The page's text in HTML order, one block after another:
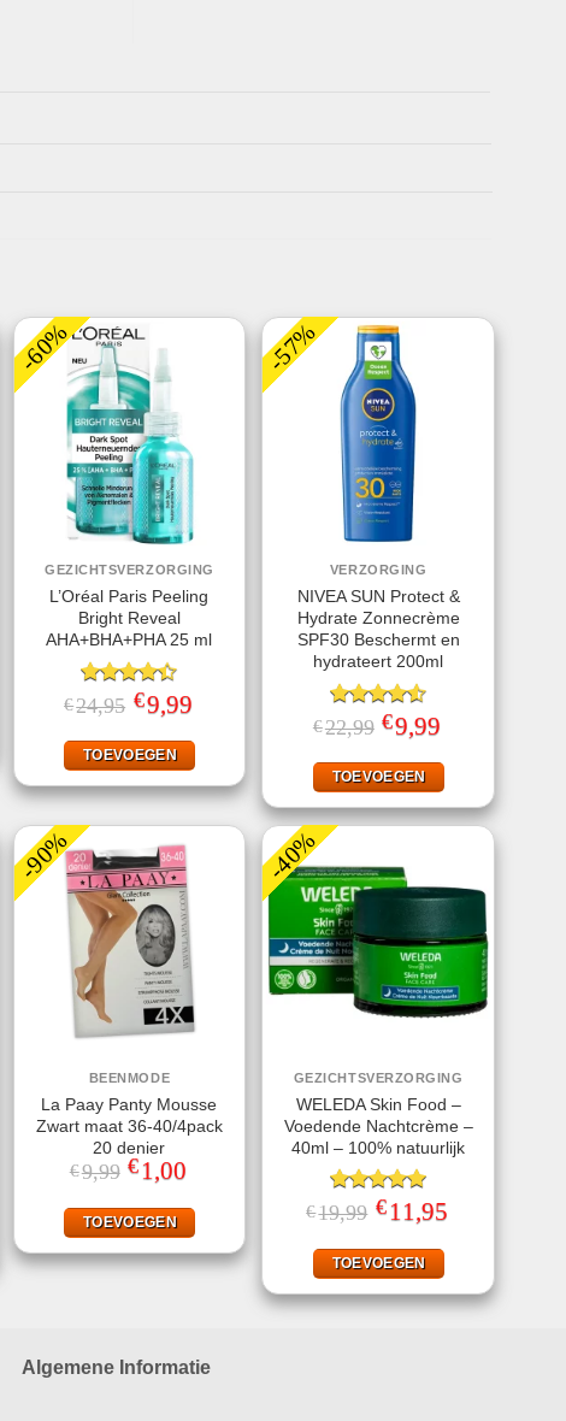
-60%
GEZICHTSVERZORGING
L’Oréal Paris Peeling
Bright Reveal
AHA+BHA+PHA 25 ml
Gewaardeerd
4.40 uit 5
€24,95 Oorspronkelijke
prijs
€24,95.
€9,99Huidige
€9,99.
TOEVOEGEN
-57%
VERZORGING
NIVEA SUN Protect &
Hydrate Zonnecrème
SPF30 Beschermt en
hydrateert 200ml
Gewaardeerd
4.56 uit 5
€22,99 Oorspronkelijke
prijs
€22,99.
€9,99
€9,99.
TOEVOEGEN
-90%
BEENMODE
La Paay Panty Mousse
Zwart maat 36-40/4pack
20 denier
€9,99 Oorspronkelijke
prijs
€9,99.
€ 1,00
€1,00.
TOEVOEGEN
-40%
GEZICHTSVERZORGING
WELEDA Skin Food –
Voedende Nachtcrème –
40ml – 100% natuurlijk
Gewaardeerd
5.00uit 5
€19,99 Oorspronkelijke
prijs
€19,99.
€ 11,95prijs
TOEVOEGEN
Algemene Informatie